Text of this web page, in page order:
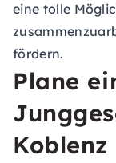
eine tolle
fördern.
Plane
Koblenz